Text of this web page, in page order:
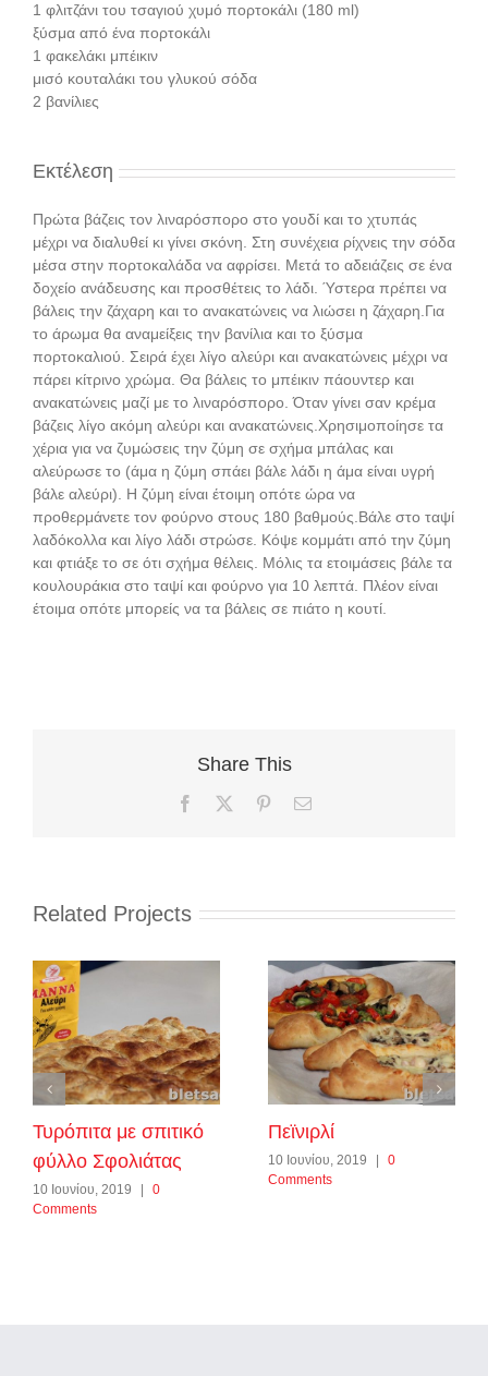
1 φλιτζάνι του τσαγιού χυμό πορτοκάλι (180 ml)
ξύσμα από ένα πορτοκάλι
1 φακελάκι μπέικιν
μισό κουταλάκι του γλυκού σόδα
2 βανίλιες
Εκτέλεση
Πρώτα βάζεις τον λιναρόσπορο στο γουδί και το χτυπάς
μέχρι να διαλυθεί κι γίνει σκόνη. Στη συνέχεια ρίχνεις την σόδα
μέσα στην πορτοκαλάδα να αφρίσει. Μετά το αδειάζεις σε ένα
δοχείο ανάδευσης και προσθέτεις το λάδι. Ύστερα πρέπει να
βάλεις την ζάχαρη και το ανακατώνεις να λιώσει η ζάχαρη.Για
το άρωμα θα αναμείξεις την βανίλια και το ξύσμα
πορτοκαλιού. Σειρά έχει λίγο αλεύρι και ανακατώνεις μέχρι να
πάρει κίτρινο χρώμα. Θα βάλεις το μπέικιν πάουντερ και
ανακατώνεις μαζί με το λιναρόσπορο. Όταν γίνει σαν κρέμα
βάζεις λίγο ακόμη αλεύρι και ανακατώνεις.Χρησιμοποίησε τα
χέρια για να ζυμώσεις την ζύμη σε σχήμα μπάλας και
αλεύρωσε το (άμα η ζύμη σπάει βάλε λάδι η άμα είναι υγρή
βάλε αλεύρι). Η ζύμη είναι έτοιμη οπότε ώρα να
προθερμάνετε τον φούρνο στους 180 βαθμούς.Βάλε στο ταψί
λαδόκολλα και λίγο λάδι στρώσε. Κόψε κομμάτι από την ζύμη
και φτιάξε το σε ότι σχήμα θέλεις. Μόλις τα ετοιμάσεις βάλε τα
κουλουράκια στο ταψί και φούρνο για 10 λεπτά. Πλέον είναι
έτοιμα οπότε μπορείς να τα βάλεις σε πιάτο η κουτί.
Share This
Facebook PinterestEmail
Related Projects
Τυρόπιτα με σπιτικό
φύλλο Σφολιάτας
10 Ιουνίου, 2019 |
0
Comments
Πεϊνιρλί
10 Ιουνίου, 2019 |
0
Comments